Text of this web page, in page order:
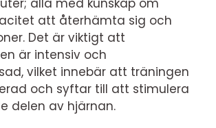
alla med kunskap om
att återhämta sig och
Det är viktigt att
är intensiv och
vilket innebär att träningen
och syftar till att stimulera
delen av hjärnan.